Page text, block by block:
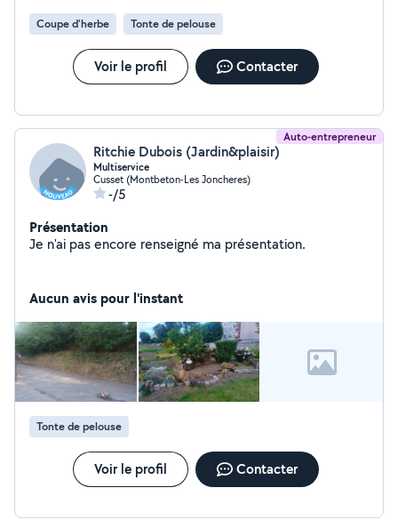
Coupe d'herbe Tonte de pelouse
Voir le profil Contacter
Auto-entrepreneur
Ritchie Dubois (Jardin&plaisir)
Multiservice
Cusset (Montbeton-Les Joncheres)
-/5
Présentation
Je n'ai pas encore renseigné ma présentation.
Aucun avis pour l'instant
Tonte de pelouse
Voir le profil Contacter